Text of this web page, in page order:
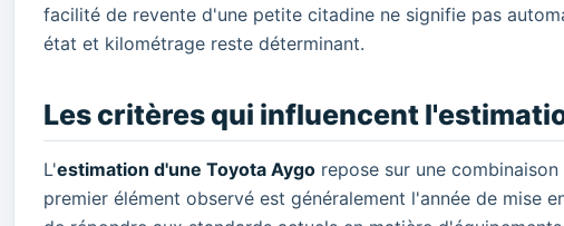
facilité de revente d'une petite citadine ne signifie pas
état et kilométrage reste déterminant.
Les critères qui influencent
L'estimation d'une Toyota Aygo repose sur une
premier élément observé est généralement l'année de mise